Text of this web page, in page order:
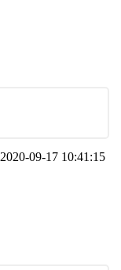
2020-09-17 10:41:15